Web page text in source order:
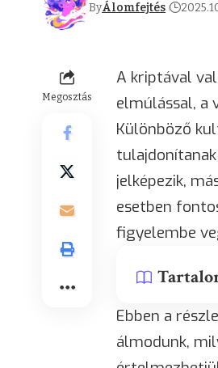
ByÁlomfejtés
Megosztás
A kriptával
elmúlással, a
Különböző
jelképezik,
esetben
figyelembe
Ebben a
álmodunk,